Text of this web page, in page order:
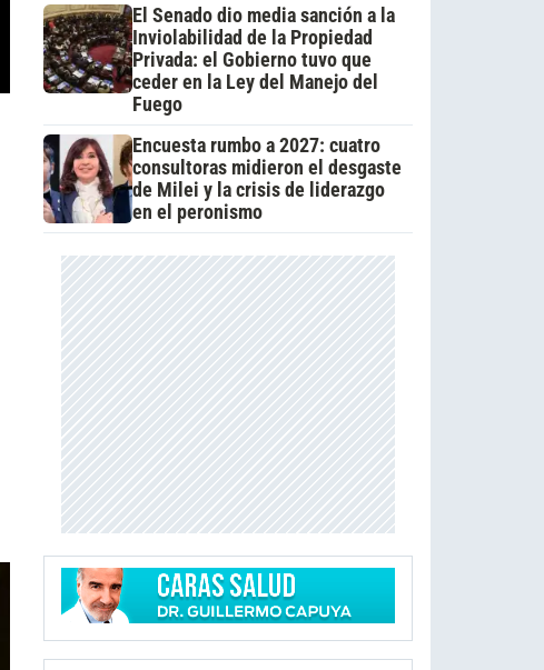
El Senado dio media sanción a la
Inviolabilidad de la Propiedad
Privada: el Gobierno tuvo que
ceder en la Ley del Manejo del
Fuego
Encuesta rumbo a 2027: cuatro
consultoras midieron el desgaste
de Milei y la crisis de liderazgo
en el peronismo